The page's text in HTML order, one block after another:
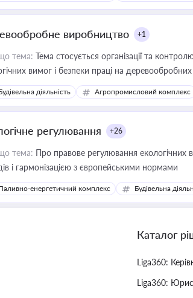
виробництво +1
тема: Тема стосується організації та
вимог і безпеки праці на
діяльність Агропромисловий комплекс
регулювання +26
тема: Про правове регулювання
і гармонізацією з європейськими нормами
енергетичний комплекс Будівельна
Каталог
Liga360:
Liga360: